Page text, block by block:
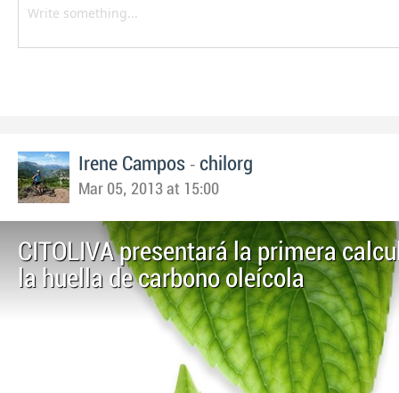
Irene Campos - chilorg
Mar 05, 2013 at 15:00
CITOLIVA presentará la primera
la huella de carbono oleícola